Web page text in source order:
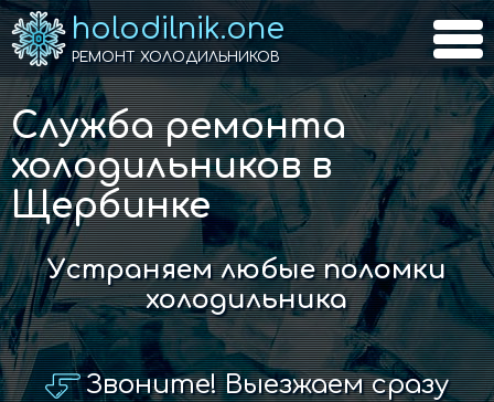
holodilnik.one
РЕМОНТ ХОЛОДИЛЬНИКОВ
Служба ремонта
холодильников в
Щербинке
Устраняем любые поломки
холодильника
Звоните! Выезжаем сразу